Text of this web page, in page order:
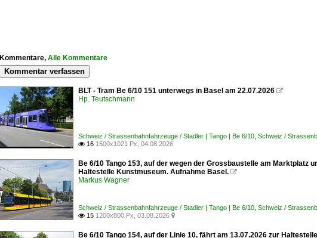
Kommentare, Alle Kommentare
Kommentar verfassen
BLT - Tram Be 6/10 151 unterwegs in Basel am 22.07.2026 
Hp. Teutschmann
Schweiz / Strassenbahnfahrzeuge / Stadler | Tango | Be 6/10 Schweiz /
 16 1500x1021 Px, 04.08.2026
Be 6/10 Tango 153, auf der wegen der Grossbaustelle am Marktplatz
Haltestelle Kunstmuseum. Aufnahme Basel. 
Markus Wagner
Schweiz / Strassenbahnfahrzeuge / Stadler | Tango | Be 6/10 Schweiz /
 15 1200x800 Px, 03.08.2026 
Be 6/10 Tango 154, auf der Linie 10, fährt am 13.07.2026 zur